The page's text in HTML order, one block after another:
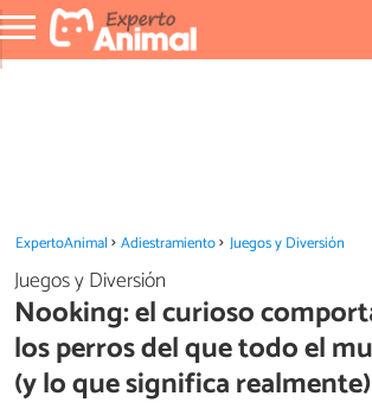
ExpertoAnimal Adiestramiento Juegos y Diversión
Juegos y Diversión
Nooking: el curioso
los perros del que todo el
(y lo que significa realmente)